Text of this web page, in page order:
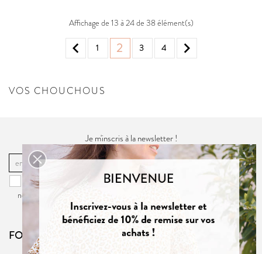
Affichage de 13 à 24 de 38 élément(s)
 1 2 3 4 
VOS CHOUCHOUS
Je m'inscris à la newsletter !
OK
Vous pouvez vous désinscrire à tout moment. Vous trouverez pour cela
nos informations de contact dans la
du site.
FOLLOW US